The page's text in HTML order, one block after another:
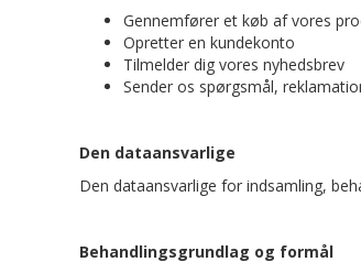
Gennemfører et køb af vores
Opretter en kundekonto
Tilmelder dig vores nyhedsbrev
Sender os spørgsmål,
Den dataansvarlige
Den dataansvarlige for indsamling,
Behandlingsgrundlag og formål